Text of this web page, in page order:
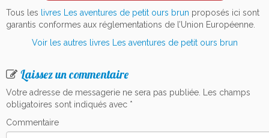
Tous les livres Les aventures de petit ours brun proposés ici sont
garantis conformes aux réglementations de l’Union Européenne.
Voir les autres livres Les aventures de petit ours brun
Laissez un commentaire
Votre adresse de messagerie ne sera pas publiée.
Les champs
obligatoires sont indiqués avec *
Commentaire